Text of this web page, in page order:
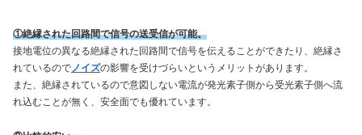
①絶縁された回路間で信号の送受信が可能。
接地電位の異なる絶縁された回路間で信号を伝えることができたり、絶縁さ
れているのでノイズの影響を受けづらいというメリットがあります。
また、絶縁されているので意図しない電流が発光素子側から受光素子側へ流
れ込むことが無く、安全面でも優れています。